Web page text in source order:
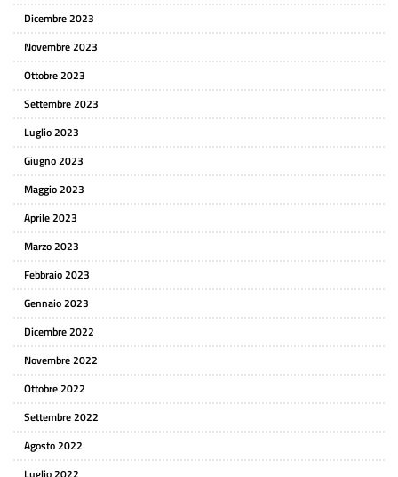
Dicembre 2023
Novembre 2023
Ottobre 2023
Settembre 2023
Luglio 2023
Giugno 2023
Maggio 2023
Aprile 2023
Marzo 2023
Febbraio 2023
Gennaio 2023
Dicembre 2022
Novembre 2022
Ottobre 2022
Settembre 2022
Agosto 2022